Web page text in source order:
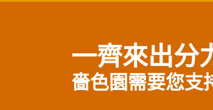
一齊來出分
嗇色園需要您支